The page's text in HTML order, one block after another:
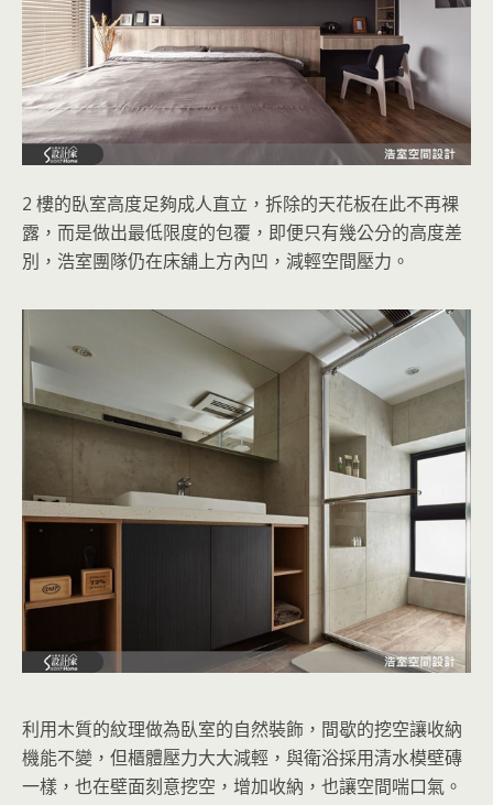
2 樓的臥室高度足夠成人直立，拆除的天花板在此不再裸
露，而是做出最低限度的包覆，即便只有幾公分的高度差
別，浩室團隊仍在床舖上方內凹，減輕空間壓力。
利用木質的紋理做為臥室的自然裝飾，間歇的挖空讓收納
機能不變，但櫃體壓力大大減輕，與衛浴採用清水模壁磚
一樣，也在壁面刻意挖空，增加收納，也讓空間喘口氣。